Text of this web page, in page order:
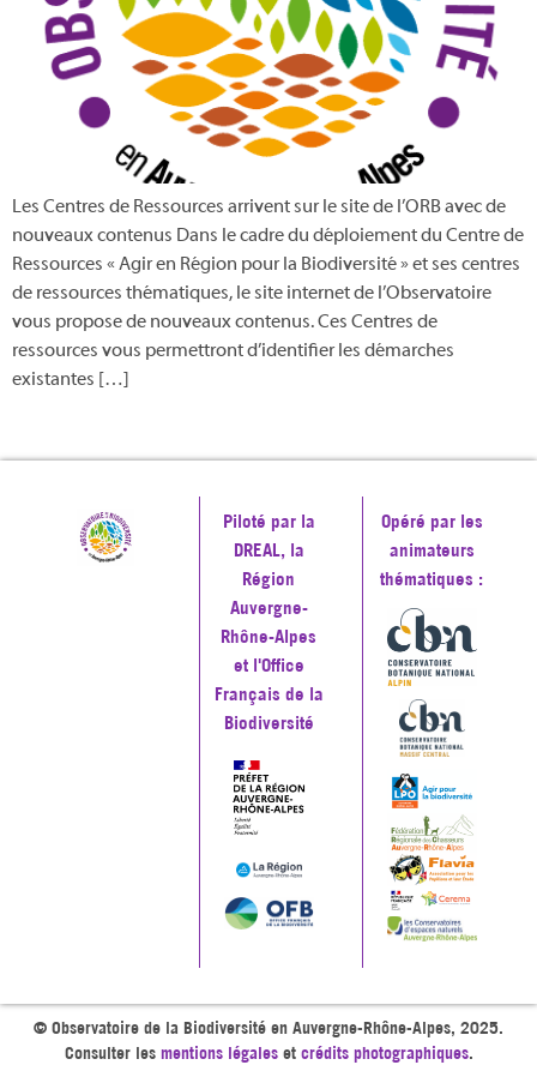
Les Centres de Ressources arrivent sur le site de l’ORB avec de
nouveaux contenus Dans le cadre du déploiement du Centre de
Ressources « Agir en Région pour la Biodiversité » et ses centres
de ressources thématiques, le site internet de l’Observatoire
vous propose de nouveaux contenus. Ces Centres de
ressources vous permettront d’identifier les démarches
existantes […]
Piloté par la
DREAL, la
Région
Auvergne-
Rhône-Alpes
et l'Office
Français de la
Biodiversité
Opéré par les
animateurs
thématiques :
© Observatoire de la Biodiversité en Auvergne-Rhône-Alpes, 2025.
Consulter les mentions légaleset crédits photographiques.